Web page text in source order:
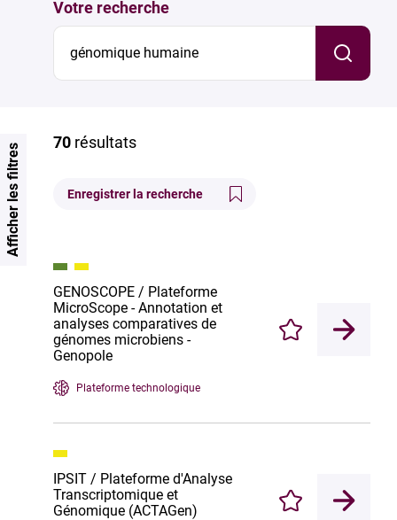
Votre recherche
70 résultats
Enregistrer la recherche
GENOSCOPE / Plateforme
MicroScope - Annotation et
analyses comparatives de
génomes microbiens -
Genopole
Plateforme technologique
Enregistrer
IPSIT / Plateforme d'Analyse
Transcriptomique et
Génomique (ACTAGen)
Enregistrer
Afficher les filtres